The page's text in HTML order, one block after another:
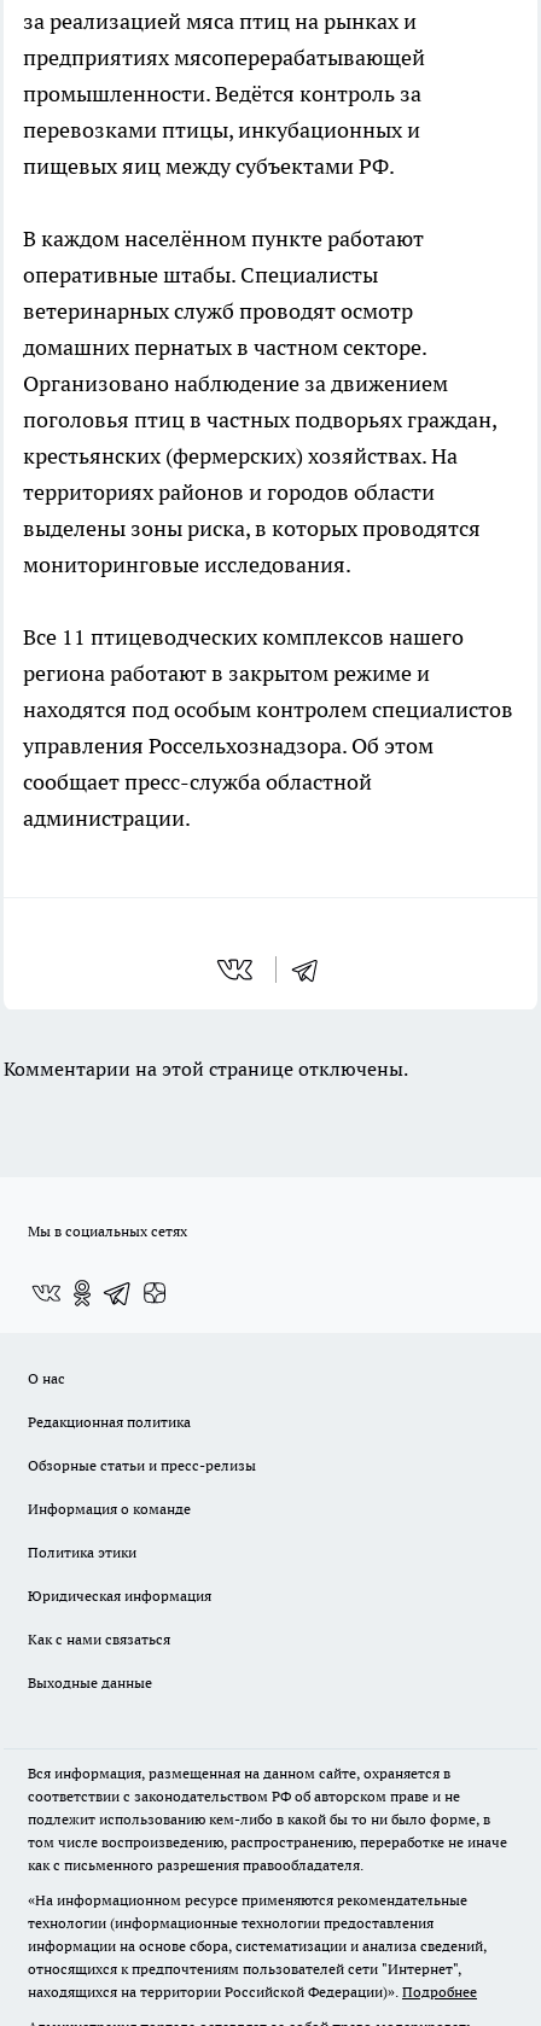
за реализацией мяса птиц на рынках и
предприятиях мясоперерабатывающей
промышленности. Ведётся контроль за
перевозками птицы, инкубационных и
пищевых яиц между субъектами РФ.
В каждом населённом пункте работают
оперативные штабы. Специалисты
ветеринарных служб проводят осмотр
домашних пернатых в частном секторе.
Организовано наблюдение за движением
поголовья птиц в частных подворьях граждан,
крестьянских (фермерских) хозяйствах. На
территориях районов и городов области
выделены зоны риска, в которых проводятся
мониторинговые исследования.
Все 11 птицеводческих комплексов нашего
региона работают в закрытом режиме и
находятся под особым контролем специалистов
управления Россельхознадзора. Об этом
сообщает пресс-служба областной
администрации.
Комментарии на этой странице отключены.
Мы в социальных сетях
О нас
Редакционная политика
Обзорные статьи и пресс-релизы
Информация о команде
Политика этики
Юридическая информация
Как с нами связаться
Выходные данные
Вся информация, размещенная на данном сайте, охраняется в
соответствии с законодательством РФ об авторском праве и не
подлежит использованию кем-либо в какой бы то ни было форме, в
том числе воспроизведению, распространению, переработке не иначе
как с письменного разрешения правообладателя.
«На информационном ресурсе применяются рекомендательные
технологии (информационные технологии предоставления
информации на основе сбора, систематизации и анализа сведений,
относящихся к предпочтениям пользователей сети "Интернет",
находящихся на территории Российской Федерации)». Подробнее